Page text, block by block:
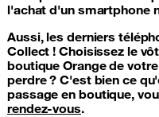
l'achat d'un smartphone
Aussi, les derniers
Collect ! Choisissez le
boutique Orange de
perdre ? C'est bien ce
passage en boutique,
rendez-vous.